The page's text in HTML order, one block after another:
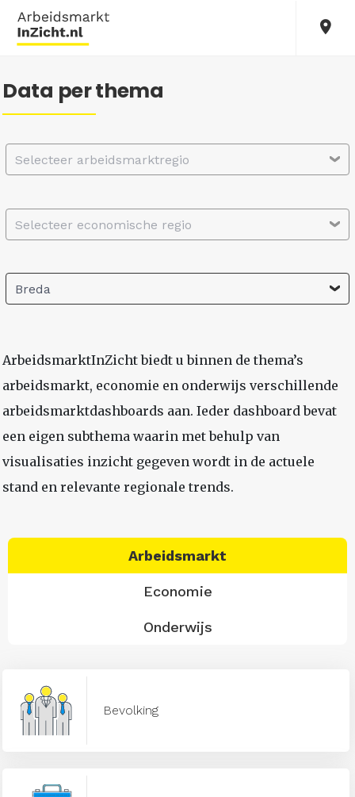
Data per thema
Selecteer arbeidsmarktregio
Selecteer economische regio
Breda
ArbeidsmarktInZicht biedt u binnen de thema’s
arbeidsmarkt, economie en onderwijs verschillende
arbeidsmarktdashboards aan. Ieder dashboard bevat
een eigen subthema waarin met behulp van
visualisaties inzicht gegeven wordt in de actuele
stand en relevante regionale trends.
Arbeidsmarkt
Economie
Onderwijs
Bevolking